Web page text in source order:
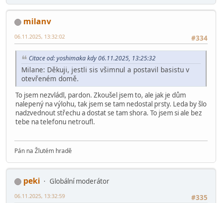
milanv
#334
06.11.2025, 13:32:02
Citace od: yoshimaka kdy 06.11.2025, 13:25:32
Milane: Děkuji, jestli sis všimnul a postavil basistu v
otevřeném domě.
To jsem nezvládl, pardon. Zkoušel jsem to, ale jak je dům
nalepený na výlohu, tak jsem se tam nedostal prsty. Leda by šlo
nadzvednout střechu a dostat se tam shora. To jsem si ale bez
tebe na telefonu netroufl.
Pán na Žlutém hradě
peki
Globální moderátor
#335
06.11.2025, 13:32:59